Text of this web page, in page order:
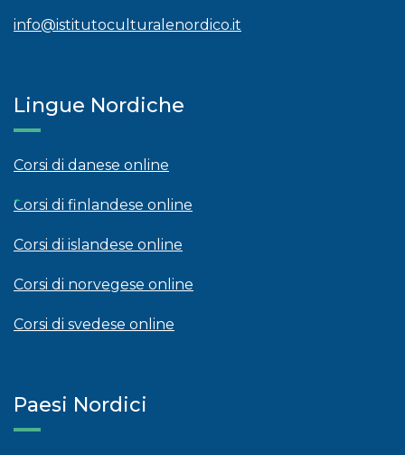
info@istitutoculturalenordico.it
Lingue Nordiche
Corsi di danese online
Corsi di finlandese online
Corsi di islandese online
Corsi di norvegese online
Corsi di svedese online
Paesi Nordici